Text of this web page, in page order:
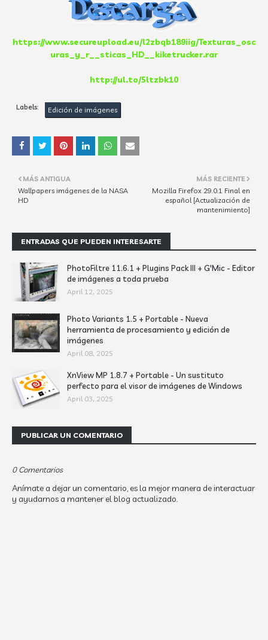
https://www.secureupload.eu/l2zbqb189iig/Texturas_osc
uras_y_r__sticas_HD__kiketrucker.rar
http://ul.to/5ltzbk10
Labels: Edición de imágenes
MÁS RECIENTE
Mozilla Firefox 29.0.1 Final en
español [Actualización de
mantenimiento]
MÁS ANTIGUA
Wallpapers imágenes de la NASA
HD
ENTRADAS QUE PUEDEN INTERESARTE
PhotoFiltre 11.6.1 + Plugins Pack III + G'Mic - Editor
de imágenes a toda prueba
April 12, 2025
Photo Variants 1.5 + Portable - Nueva
herramienta de procesamiento y edición de
imágenes
April 08, 2025
XnView MP 1.8.7 + Portable - Un sustituto
perfecto para el visor de imágenes de Windows
April 03, 2025
PUBLICAR UN COMENTARIO
0 Comentarios
Anímate a dejar un comentario, es la mejor manera de interactuar
y ayudarnos a mantener el blog actualizado.